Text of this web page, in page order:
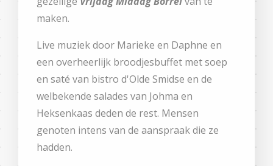
maken.
Live muziek door Marieke en Daphne en
een overheerlijk broodjesbuffet met soep
en saté van bistro d'Olde Smidse en de
welbekende salades van Johma en
Heksenkaas deden de rest. Mensen
genoten intens van de aanspraak die ze
hadden.